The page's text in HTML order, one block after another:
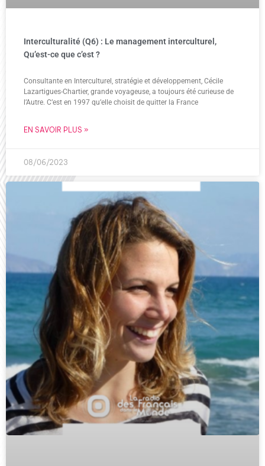
Interculturalité (Q6) : Le management interculturel,
Qu’est-ce que c’est ?
Consultante en Interculturel, stratégie et développement, Cécile
Lazartigues-Chartier, grande voyageuse, a toujours été curieuse de
l’Autre. C’est en 1997 qu’elle choisit de quitter la France
EN SAVOIR PLUS »
08/06/2023